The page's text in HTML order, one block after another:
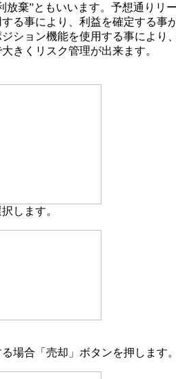
放棄”ともいいます。予想通りリ
る事により、利益を確定する事
ション機能を使用する事により
きくリスク管理が出来ます。
します。
場合「売却」ボタンを押します。